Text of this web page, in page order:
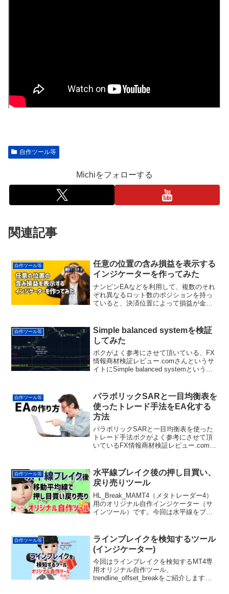
自作ツール等
Michiをフォローする
関連記事
自作ツール等
任意の位置の含み損益を表示する
インジケーターを作ってみた
ナンピンEAなどを利用して、複数のそれ
ぞれ異なるロット数のポジションを持っ
ていると、決済位置によって損益が金額
チャートでは、それぞれ異なるロット数
のショートポジションを...
自作ツール等
Simple balanced systemを検証
してみた
ボクがよく参考にさせて頂いている、FX
情報商材検証レビュー.comさんというサ
イトにSimple balanced systemというス
Reveal...
自作ツール等
パラボリックSARと一目均衡表を
使ったトレード手法をEA化する
方法
パラボリックSARと一目均衡表を使った
トレード手法ボクがよく参考にさせて頂
いているFX情報商材検証レビュー.comさ
記事が掲載されていました。元ネタは以
下の動画のよう...
自作ツール等
水平線ブレイク後の押し目買い、
戻り売りツール
HL_Break_MAMT4（メタトレーダー4）
用のオリジナル自作インジケーター（サ
インツール）です。今回は水平線をブレ
トを表示したりメールを送信したりする
ことができま...
自作ツール等
ラインブレイクを検知するツール
(インジケーター)
今回はラインブレイクを検知するMT4専
用オリジナル自作ツール、
trendline_offset_breakをご紹介します。